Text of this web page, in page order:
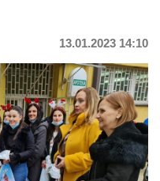
13.01.2023 14:10